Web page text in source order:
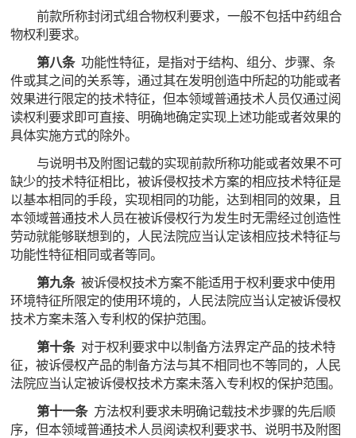
前款所称封闭式组合物权利要求，一般不包括中药组合
物权利要求。
第八条功能性特征，是指对于结构、组分、步骤、条
件或其之间的关系等，通过其在发明创造中所起的功能或者
效果进行限定的技术特征，但本领域普通技术人员仅通过阅
读权利要求即可直接、明确地确定实现上述功能或者效果的
具体实施方式的除外。
与说明书及附图记载的实现前款所称功能或者效果不可
缺少的技术特征相比，被诉侵权技术方案的相应技术特征是
以基本相同的手段，实现相同的功能，达到相同的效果，且
本领域普通技术人员在被诉侵权行为发生时无需经过创造性
劳动就能够联想到的，人民法院应当认定该相应技术特征与
功能性特征相同或者等同。
第九条被诉侵权技术方案不能适用于权利要求中使用
环境特征所限定的使用环境的，人民法院应当认定被诉侵权
技术方案未落入专利权的保护范围。
第十条 对于权利要求中以制备方法界定产品的技术特
征，被诉侵权产品的制备方法与其不相同也不等同的，人民
法院应当认定被诉侵权技术方案未落入专利权的保护范围。
第十一条 方法权利要求未明确记载技术步骤的先后顺
序，但本领域普通技术人员阅读权利要求书、说明书及附图